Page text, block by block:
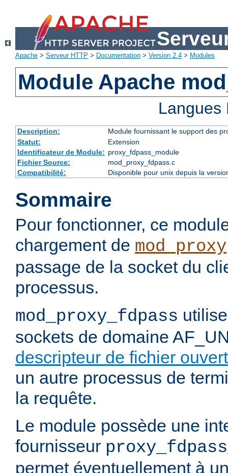
Apache > Serveur HTTP > Documentation > Version 2.4 > Modules
Module Apache
Description:
Module fournissant le support des
Statut:
Extension
Identificateur de Module: proxy_fdpass_module
Fichier Source:
mod_proxy_fdpass.c
Compatibilité:
Disponible pour unix depuis la
Sommaire
Pour fonctionner, ce
chargement de mod_proxy
passage de la socket du
processus.
mod_proxy_fdpass
sockets de domaine
descripteur de fichier ouvert
un autre processus de
la requête.
Le module possède une
fournisseur
permet éventuellement à